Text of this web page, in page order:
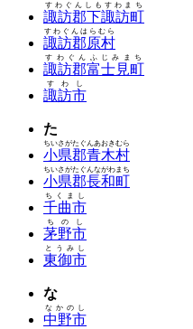
諏訪郡下諏訪町
すわぐんしもすわまち
諏訪郡原村
すわぐんはらむら
諏訪郡富士見町
すわぐんふじみまち
諏訪市
すわし
た
小県郡青木村
ちいさがたぐんあおきむら
小県郡長和町
ちいさがたぐんながわまち
千曲市
ちくまし
茅野市
ちのし
東御市
とうみし
な
中野市
なかのし